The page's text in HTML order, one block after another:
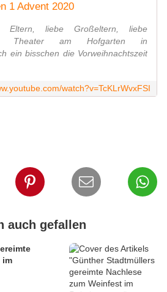
1 Advent 2020
Eltern, liebe Großeltern, liebe
Theater am Hofgarten in
ein bisschen die Vorweihnachtszeit
watch?v=TcKLrWvxFSI
auch gefallen
im